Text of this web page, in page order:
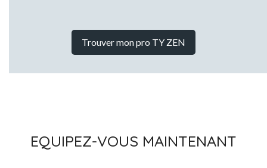
Trouver mon pro TY ZEN
EQUIPEZ-VOUS MAINTENANT